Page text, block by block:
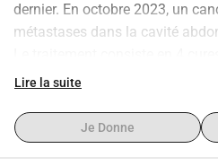
dernier. En octobre 2023, un
métastases dans la cavité
lourde opération, suivie de
commencé le 29 novembre
favorable, je remarque que je
Lire la suite
Je Donne